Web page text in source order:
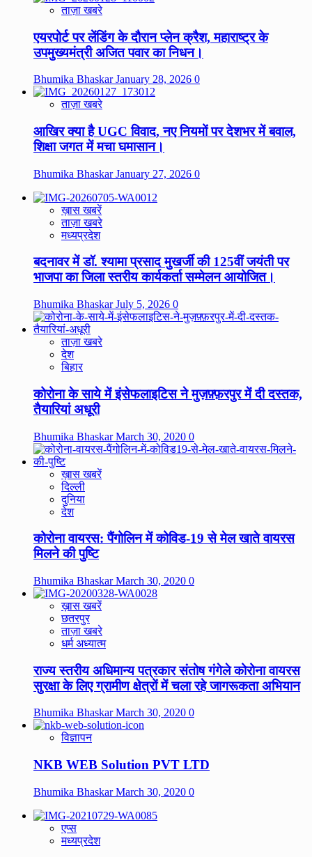
ताज़ा खबरे
एयरपोर्ट पर लेंडिंग के दौरान प्लेन क्रैश, महाराष्ट्र के
उपमुख्यमंत्री अजित पवार का निधन।
Bhumika BhaskarJanuary 28, 2026 0
ताज़ा खबरे
आखिर क्या है UGC विवाद, नए नियमों पर देशभर में बवाल,
शिक्षा जगत में मचा घमासान।
Bhumika BhaskarJanuary 27, 2026 0
ख़ास खबरें
ताज़ा खबरे
मध्यप्रदेश
बदनावर में डॉ. श्यामा प्रसाद मुखर्जी की 125वीं जयंती पर
भाजपा का जिला स्तरीय कार्यकर्ता सम्मेलन आयोजित।
Bhumika BhaskarJuly 5, 2026 0
ताज़ा खबरे
देश
बिहार
कोरोना के साये में इंसेफलाइटिस ने मुज़फ़्फ़रपुर में दी दस्तक,
तैयारियां अधूरी
Bhumika BhaskarMarch 30, 2020 0
ख़ास खबरें
दिल्ली
दुनिया
देश
कोरोना वायरस: पैंगोलिन में कोविड-19 से मेल खाते वायरस
मिलने की पुष्टि
Bhumika BhaskarMarch 30, 2020 0
ख़ास खबरें
छतरपुर
ताज़ा खबरे
धर्म अध्यात्म
राज्य स्तरीय अधिमान्य पत्रकार संतोष गंगेले कोरोना वायरस
सुरक्षा के लिए ग्रामीण क्षेत्रों में चला रहे जागरूकता अभियान
Bhumika BhaskarMarch 30, 2020 0
विज्ञापन
NKB WEB Solution PVT LTD
Bhumika BhaskarMarch 30, 2020 0
एप्स
मध्यप्रदेश